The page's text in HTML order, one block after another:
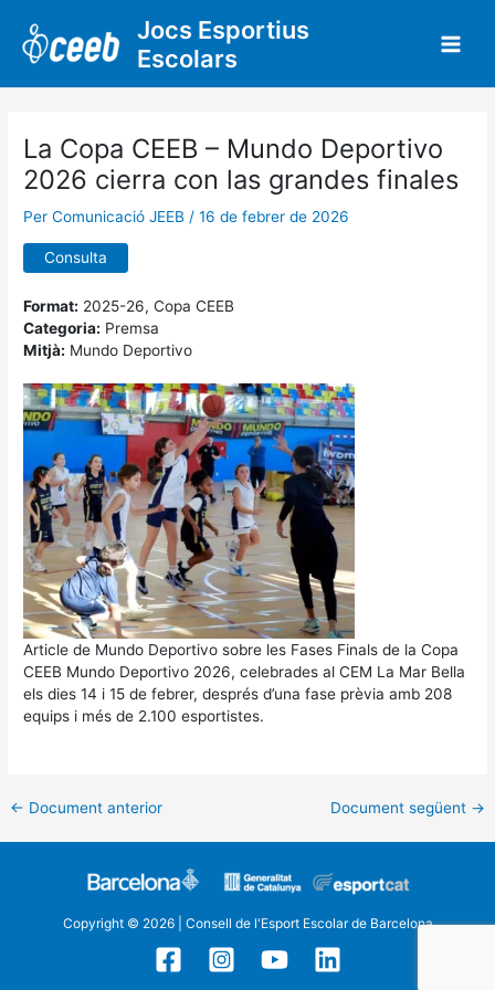
contingut
Jocs Esportius
Escolars
La Copa CEEB – Mundo Deportivo
2026 cierra con las grandes finales
Per Comunicació JEEB/16 de febrer de 2026
Article de Mundo Deportivo sobre les Fases Finals de la Copa
CEEB Mundo Deportivo 2026, celebrades al CEM La Mar Bella
els dies 14 i 15 de febrer, després d’una fase prèvia amb 208
equips i més de 2.100 esportistes.
Consulta
Format: 2025-26, Copa CEEB
Categoria: Premsa
Mitjà: Mundo Deportivo
← Document anterior Document següent →
Copyright © 2026 | Consell de l'Esport Escolar de Barcelona